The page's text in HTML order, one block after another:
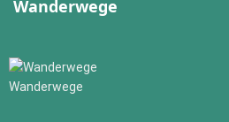
Wanderwege
Wanderwege